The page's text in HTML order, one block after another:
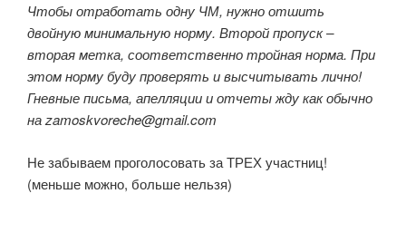
Чтобы отработать одну ЧМ, нужно отшить
двойную минимальную норму. Второй пропуск –
вторая метка, соответственно тройная норма. При
этом норму буду проверять и высчитывать лично!
Гневные письма, апелляции и отчеты жду как обычно
на zamoskvoreche@gmail.com
Не забываем проголосовать за ТРЕХ участниц!
(меньше можно, больше нельзя)